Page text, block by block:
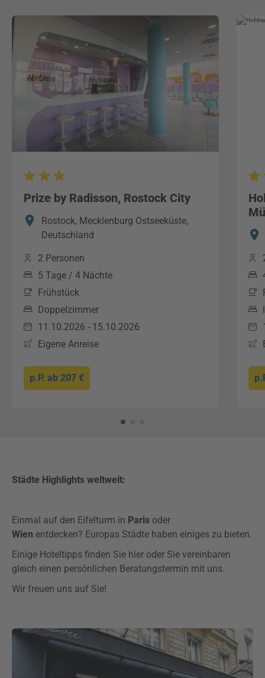
Prize by Radisson, Rostock City
Rostock, Mecklenburg Ostseeküste,
Deutschland
2 Personen
5 Tage / 4 Nächte
Frühstück
Doppelzimmer
11.10.2026 - 15.10.2026
Eigene Anreise
p.P. ab 207 €
Städte Highlights weltweit:
Einmal auf den Eifelturm in Paris oder
Wien entdecken? Europas Städte haben einiges zu bieten.
Einige Hoteltipps finden Sie hier oder Sie vereinbaren
gleich einen persönlichen Beratungstermin mit uns.
Wir freuen uns auf Sie!